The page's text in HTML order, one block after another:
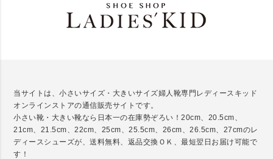
当サイトは、小さいサイズ・大きいサイズ婦人靴専門レディースキッド
オンラインストアの通信販売サイトです。
小さい靴・大きい靴なら日本一の在庫勢ぞろい！20cm、20.5cm、
21cm、21.5cm、22cm、25cm、25.5cm、26cm、26.5cm、27cmのレ
ディースシューズが、送料無料、返品交換ＯＫ、最短翌日お届け可能で
す！